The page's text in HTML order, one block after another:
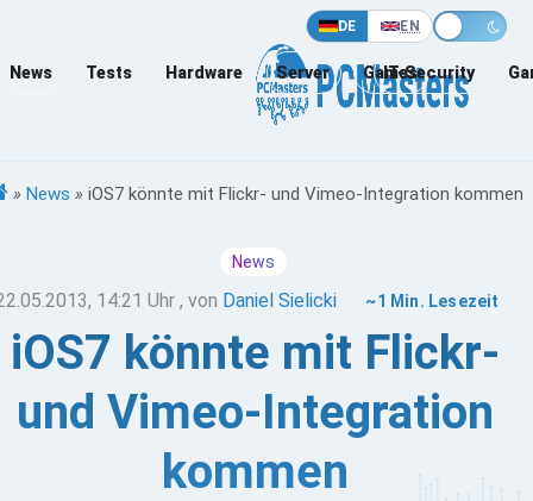
DE EN
News Tests Hardware Server Games
IT-Security
» News » iOS7 könnte mit Flickr- und Vimeo-Integration kommen
News
14:21 Uhr , von Daniel Sielicki ~1 Min. Lesezeit
iOS7 könnte mit Flickr-
und Vimeo-Integration
kommen